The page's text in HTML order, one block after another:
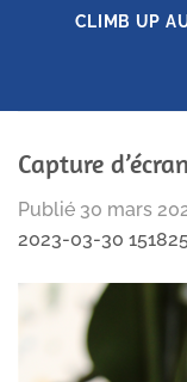
CLIMB UP
Capture
Publié 30 mars
2023-03-30